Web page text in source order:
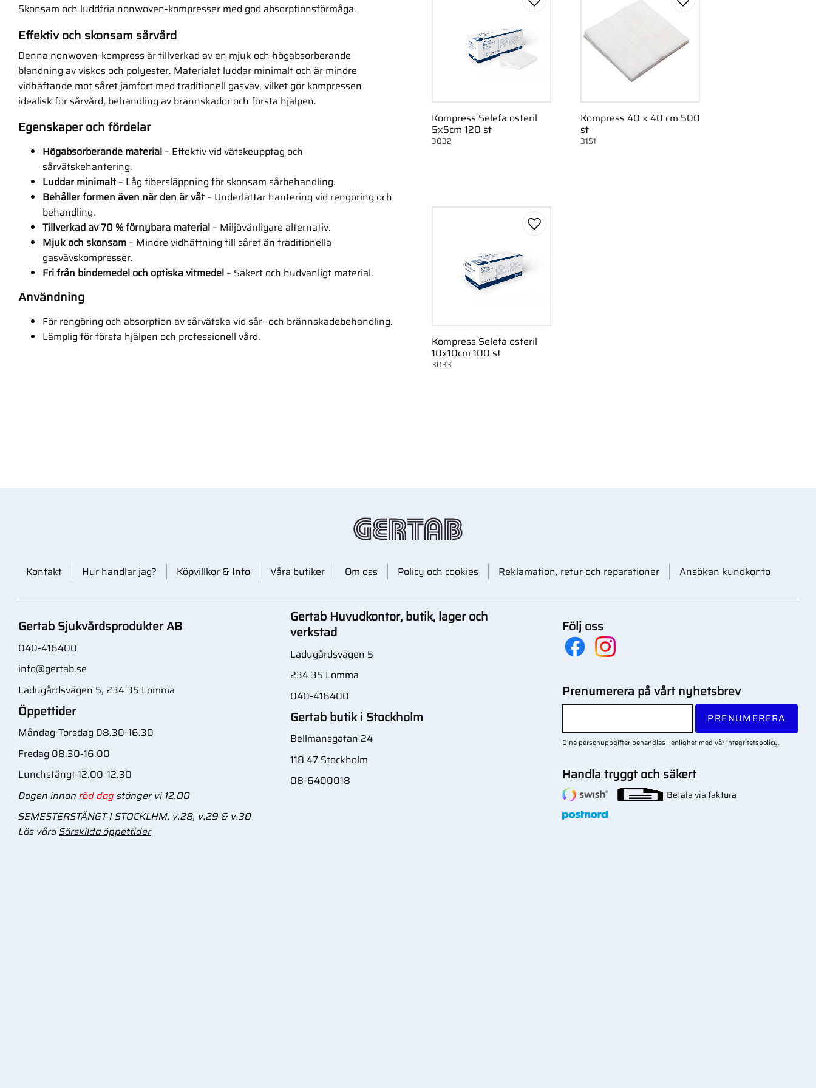
Skonsam och luddfria nonwoven-kompresser med god absorptionsförmåga.
Effektiv och skonsam sårvård
Denna nonwoven-kompress är tillverkad av en mjuk och högabsorberande
blandning av viskos och polyester. Materialet luddar minimalt och är mindre
vidhäftande mot såret jämfört med traditionell gasväv, vilket gör kompressen
idealisk för sårvård, behandling av brännskador och första hjälpen.
Egenskaper och fördelar
Högabsorberande material – Effektiv vid vätskeupptag och
sårvätskehantering.
Luddar minimalt – Låg fibersläppning för skonsam sårbehandling.
Behåller formen även när den är våt – Underlättar hantering vid rengöring och
behandling.
Tillverkad av 70 % förnybara material – Miljövänligare alternativ.
Mjuk och skonsam – Mindre vidhäftning till såret än traditionella
gasvävskompresser.
Fri från bindemedel och optiska vitmedel – Säkert och hudvänligt material.
Användning
För rengöring och absorption av sårvätska vid sår- och brännskadebehandling.
Lämplig för första hjälpen och professionell vård.
Kompress Selefa osteril
5x5cm 120 st
3032
Lägg till i favoriter
Kompress 40 x 40 cm 500
st
3151
Lägg till i favoriter
Kompress Selefa osteril
10x10cm 100 st
3033
Lägg till i favoriter
Kontakt Hur handlar jag? Köpvillkor & Info Våra butiker Om oss Policy och cookies Reklamation, retur och reparationer Ansökan kundkonto
Gertab Sjukvårdsprodukter AB
040-416400
info@gertab.se
Ladugårdsvägen 5, 234 35 Lomma
Öppettider
Måndag-Torsdag 08.30-16.30
Fredag 08.30-16.00
Lunchstängt 12.00-12.30
Dagen innan röd dag stänger vi 12.00
SEMESTERSTÄNGT I STOCKLHM: v.28, v.29 & v.30
Läs våraSärskilda öppettider
Gertab Huvudkontor, butik, lager och
verkstad
Ladugårdsvägen 5
234 35 Lomma
040-416400
Gertab butik i Stockholm
Bellmansgatan 24
118 47 Stockholm
08-6400018
Följ oss
Prenumerera på vårt nyhetsbrev
PRENUMERERA
Dina personuppgifter behandlas i enlighet med vår integritetspolicy.
Handla tryggt och säkert
Betala via faktura